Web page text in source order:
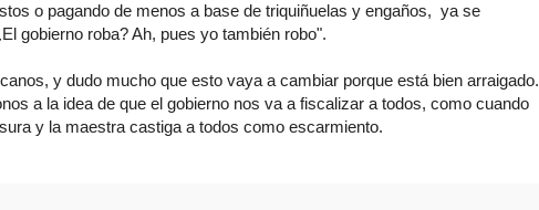
o pagando de menos a base de triquiñuelas y engaños, ya se
gobierno roba? Ah, pues yo también robo".
y dudo mucho que esto vaya a cambiar porque está bien arraigado.
a la idea de que el gobierno nos va a fiscalizar a todos, como cuando
y la maestra castiga a todos como escarmiento.